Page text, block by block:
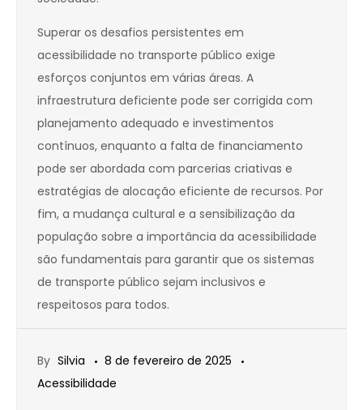
Superar os desafios persistentes em
acessibilidade no transporte público exige
esforços conjuntos em várias áreas. A
infraestrutura deficiente pode ser corrigida com
planejamento adequado e investimentos
contínuos, enquanto a falta de financiamento
pode ser abordada com parcerias criativas e
estratégias de alocação eficiente de recursos. Por
fim, a mudança cultural e a sensibilização da
população sobre a importância da acessibilidade
são fundamentais para garantir que os sistemas
de transporte público sejam inclusivos e
respeitosos para todos.
By Silvia
8 de fevereiro de 2025
Acessibilidade